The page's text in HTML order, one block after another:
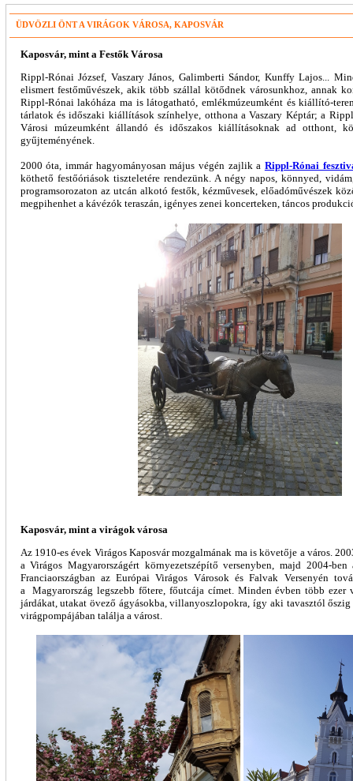
ÜDVÖZLI ÖNT A VIRÁGOK VÁROSA, KAPOSVÁR
Kaposvár, mint a Festők Városa
Rippl-Rónai József, Vaszary János, Galimberti Sándor, Kunffy Lajos...
elismert festőművészek, akik több szállal kötődnek városunkhoz, annak
Rippl-Rónai lakóháza ma is látogatható, emlékmúzeumként és kiállító-
tárlatok és időszaki kiállítások színhelye, otthona a Vaszary Képtár; a
Városi múzeumként állandó és időszakos kiállításoknak ad otthont,
gyűjteményének.
2000 óta, immár hagyományosan május végén zajlik a Rippl-Rónai
köthető festőóriások tiszteletére rendezünk. A négy napos, könnyed,
programsorozaton az utcán alkotó festők, kézművesek, előadóművészek
megpihenhet a kávézók teraszán, igényes zenei koncerteken, táncos
Kaposvár, mint a virágok városa
Az 1910-es évek Virágos Kaposvár mozgalmának ma is követője a város.
a Virágos Magyarországért környezetszépítő versenyben, majd 2004-ben
Franciaországban az Európai Virágos Városok és Falvak Versenyén
aMagyarország legszebb főtere, főutcája címet. Minden évben több ezer
járdákat, utakat övező ágyásokba, villanyoszlopokra, így aki tavasztól
virágpompájában találja a várost.